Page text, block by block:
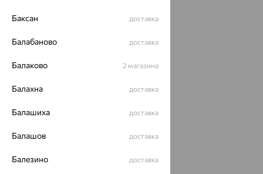
Баксан доставка
Балабаново доставка
Балаково 2 магазина
Балахна доставка
Балашиха доставка
Балашов доставка
Балезино доставка